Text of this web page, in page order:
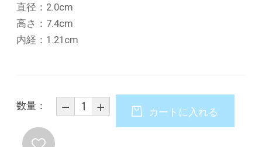
直径：2.0cm
高さ：7.4cm
内経：1.21cm
数量：
カートに入れる